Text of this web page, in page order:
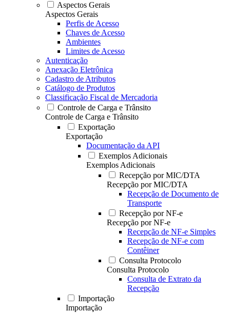
Aspectos Gerais
Aspectos Gerais
Perfis de Acesso
Chaves de Acesso
Ambientes
Limites de Acesso
Autenticação
Anexação Eletrônica
Cadastro de Atributos
Catálogo de Produtos
Classificação Fiscal de Mercadoria
Controle de Carga e Trânsito
Controle de Carga e Trânsito
Exportação
Exportação
Documentação da API
Exemplos Adicionais
Exemplos Adicionais
Recepção por MIC/DTA
Recepção por MIC/DTA
Recepção de Documento de
Transporte
Recepção por NF-e
Recepção por NF-e
Recepção de NF-e Simples
Recepção de NF-e com
Contêiner
Consulta Protocolo
Consulta Protocolo
Consulta de Extrato da
Recepção
Importação
Importação